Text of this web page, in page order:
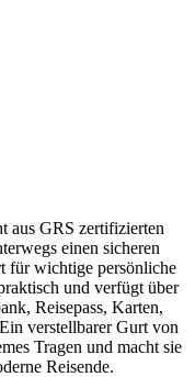
aus GRS zertifizierten
einen sicheren
für wichtige persönliche
und verfügt über
Reisepass, Karten,
verstellbarer Gurt von
Tragen und macht sie
Reisende.